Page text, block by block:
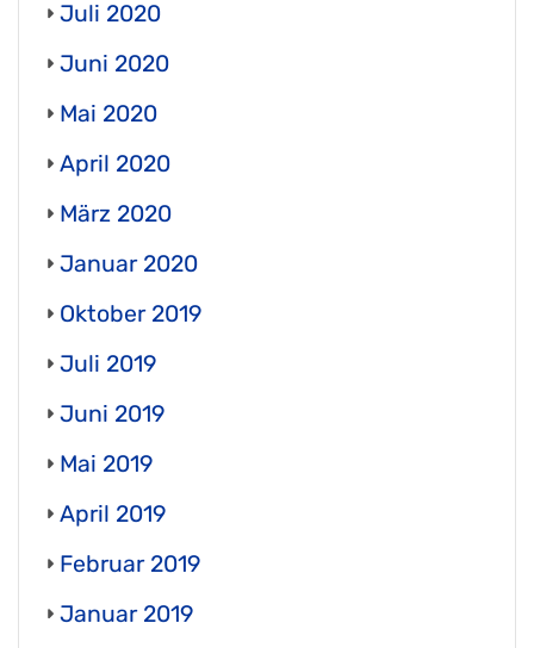
Juli 2020
Juni 2020
Mai 2020
April 2020
März 2020
Januar 2020
Oktober 2019
Juli 2019
Juni 2019
Mai 2019
April 2019
Februar 2019
Januar 2019